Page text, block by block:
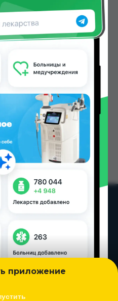
приложение
можно купить или
Фарм 156, Нишон №2
64.00 TJS в Душанбе и